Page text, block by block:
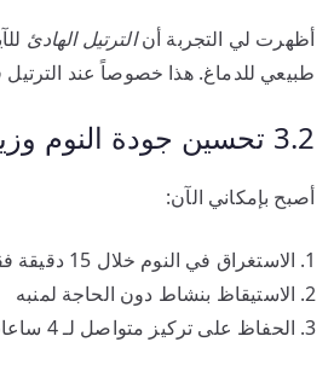
أظهرت لي التجربة أنالترتيل الهادئ
طبيعي للدماغ. هذا خصوصاً عند الترتيل
3.2 تحسين جودة النوم وزيادة التركيز
أصبح بإمكاني الآن:
الاستغراق في النوم خلال 15 دقيقة فقط
الاستيقاظ بنشاط دون الحاجة لمنبه
الحفاظ على تركيز متواصل لـ 4 ساعات عمل